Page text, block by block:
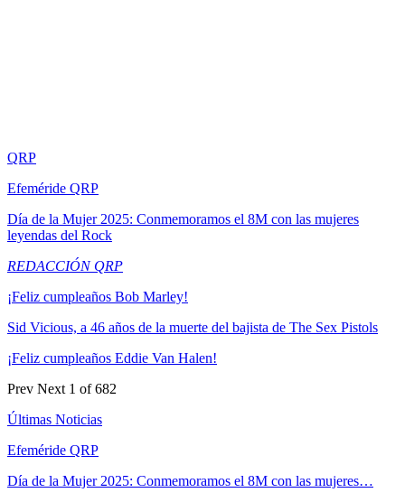
QRP
Efeméride QRP
Día de la Mujer 2025: Conmemoramos el 8M con las mujeres
leyendas del Rock
REDACCIÓN QRP
¡Feliz cumpleaños Bob Marley!
Sid Vicious, a 46 años de la muerte del bajista de The Sex Pistols
¡Feliz cumpleaños Eddie Van Halen!
Prev Next 1 of 682
Últimas Noticias
Efeméride QRP
Día de la Mujer 2025: Conmemoramos el 8M con las mujeres…